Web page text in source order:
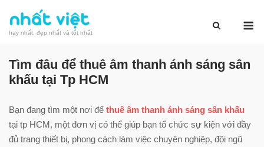
content
hay nhất, đẹp nhất và tốt nhất
Tìm đâu để thuê âm thanh ánh sáng sân
khấu tại Tp HCM
Bạn đang tìm một nơi để thuê âm thanh ánh sáng sân khấu
tại tp HCM, một đơn vị có thể giúp bạn tổ chức sự kiện với đầy
đủ trang thiết bị, phong cách làm việc chuyên nghiệp, đội ngũ